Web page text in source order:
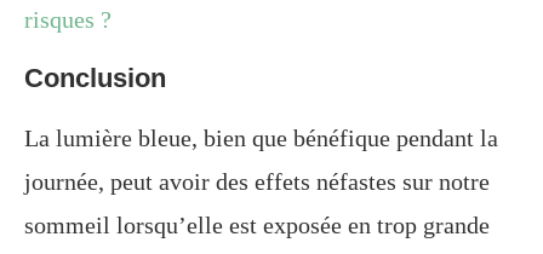
risques ?
Conclusion
La lumière bleue, bien que bénéfique pendant la
journée, peut avoir des effets néfastes sur notre
sommeil lorsqu’elle est exposée en trop grande